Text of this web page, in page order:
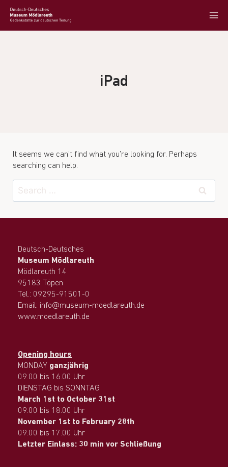
iPad
It seems we can’t find what you’re looking for. Perhaps
searching can help.
Deutsch-Deutsches
Museum Mödlareuth
Mödlareuth 14
95183 Töpen
Tel.: 09295-91501-0
Email: info@museum-moedlareuth.de
www.moedlareuth.de
Opening hours
MONDAY ganzjährig
09.00 bis 16.00 Uhr
DIENSTAG bis SONNTAG
March 1st to October 31st
09.00 bis 18.00 Uhr
November 1st to February 28th
09.00 bis 17.00 Uhr
Letzter Einlass: 30 min vor Schließung